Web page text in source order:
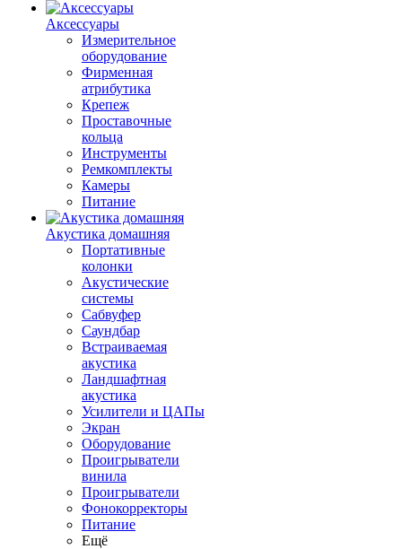
Аксессуары
Измерительное
оборудование
Фирменная
атрибутика
Крепеж
Проставочные
кольца
Инструменты
Ремкомплекты
Камеры
Питание
Акустика домашняя
Портативные
колонки
Акустические
системы
Сабвуфер
Саундбар
Встраиваемая
акустика
Ландшафтная
акустика
Усилители и ЦАПы
Экран
Оборудование
Проигрыватели
винила
Проигрыватели
Фонокорректоры
Питание
Ещё